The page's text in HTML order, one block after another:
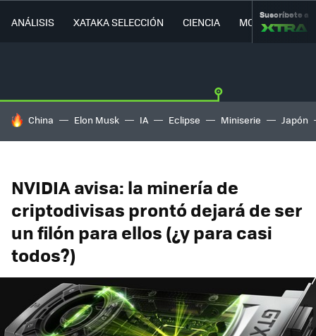
ANÁLISIS XATAKA SELECCIÓN CIENCIA MOVILIDAD
Suscríbete a
HOY SE HABLA DE
China Elon Musk IA Eclipse Miniserie Japón
NVIDIA avisa: la minería de
criptodivisas prontó dejará de ser
un filón para ellos (¿y para casi
todos?)